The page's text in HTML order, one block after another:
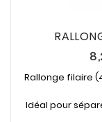
Rallonge filaire
Idéal pour